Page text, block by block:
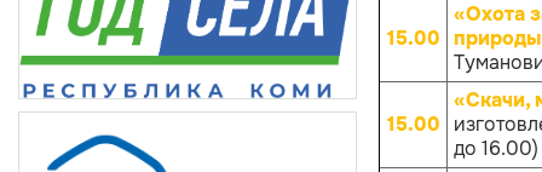
15.00
«Охота
15.00
«Скачи,
до 16.00)